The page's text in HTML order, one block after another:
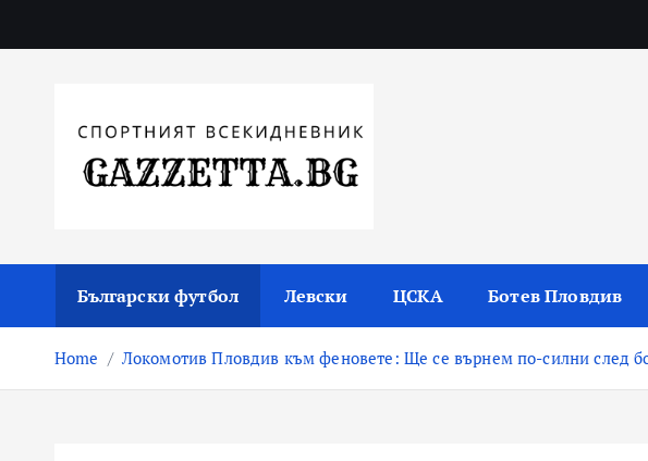
Български футбол
Левски ЦСКА Ботев Пловдив
Home Локомотив Пловдив към феновете: Ще се върнем по-силни след